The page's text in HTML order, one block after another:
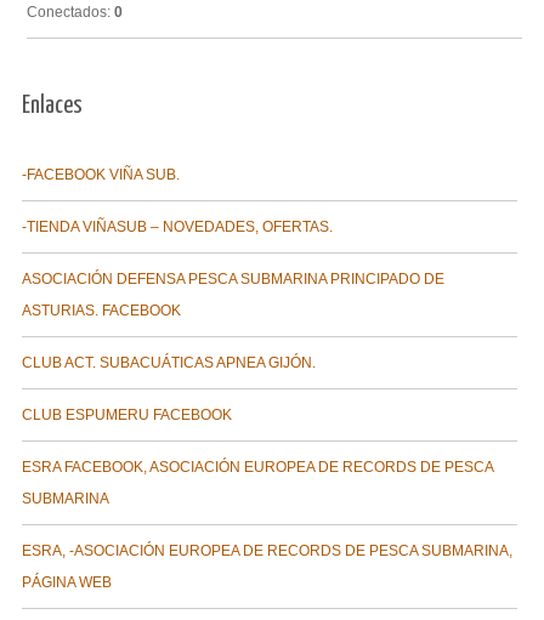
Conectados: 0
Enlaces
-FACEBOOK VIÑA SUB.
-TIENDA VIÑASUB – NOVEDADES, OFERTAS.
ASOCIACIÓN DEFENSA PESCA SUBMARINA PRINCIPADO DE
ASTURIAS. FACEBOOK
CLUB ACT. SUBACUÁTICAS APNEA GIJÓN.
CLUB ESPUMERU FACEBOOK
ESRA FACEBOOK, ASOCIACIÓN EUROPEA DE RECORDS DE PESCA
SUBMARINA
ESRA, -ASOCIACIÓN EUROPEA DE RECORDS DE PESCA SUBMARINA,
PÁGINA WEB